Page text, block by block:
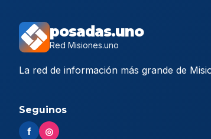
posadas.uno
Red Misiones.uno
La red de información más grande de
Seguinos
f ◎